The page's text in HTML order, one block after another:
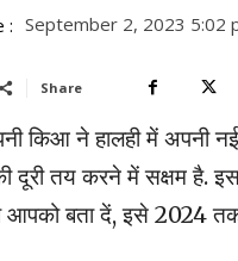
: September 2, 2023 5:02
Share
किआ ने हालही में अपनी
तय करने में सक्षम है.
बता दें, इसे 2024 तक